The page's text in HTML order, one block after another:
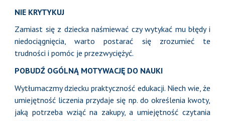
NIE KRYTYKUJ
Zamiast się z dziecka naśmiewać czy wytykać mu błędy i
niedociągnięcia, warto postarać się zrozumieć te
trudności i pomóc je przezwyciężyć.
POBUDŹ OGÓLNĄ MOTYWACJĘ DO NAUKI
Wytłumaczmy dziecku praktyczność edukacji. Niech wie, że
umiejętność liczenia przydaje się np. do określenia kwoty,
jaką potrzeba wziąć na zakupy, a umiejętność czytania